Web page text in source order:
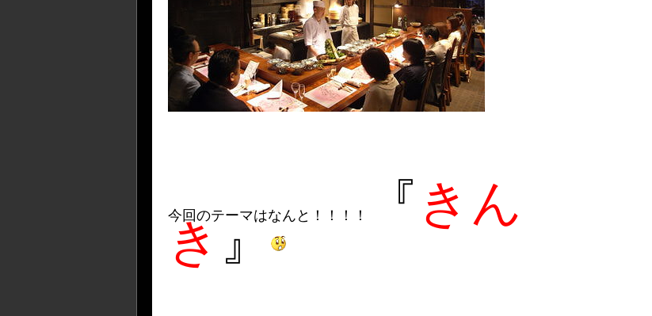
今回のテーマはなんと！！！！ 『 きん
き』